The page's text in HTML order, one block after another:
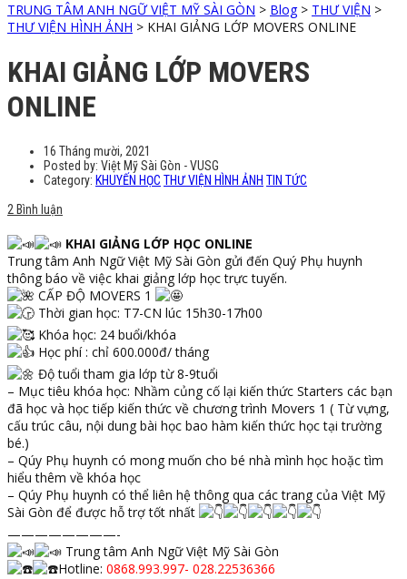
TRUNG TÂM ANH NGỮ VIỆT MỸ SÀI GÒN > Blog> THƯ VIỆN >
THƯ VIỆN HÌNH ẢNH > KHAI GIẢNG LỚP MOVERS ONLINE
KHAI GIẢNG LỚP MOVERS
ONLINE
16 Tháng mười, 2021
Posted by: Việt Mỹ Sài Gòn - VUSG
Category: KHUYẾN HỌC THƯ VIỆN HÌNH ẢNH TIN TỨC
2 Bình luận
KHAI GIẢNG LỚP HỌC ONLINE
Trung tâm Anh Ngữ Việt Mỹ Sài Gòn gửi đến Quý Phụ huynh
thông báo về việc khai giảng lớp học trực tuyến.
CẤP ĐỘ MOVERS 1
Thời gian học: T7-CN lúc 15h30-17h00
Khóa học: 24 buổi/khóa
Học phí : chỉ 600.000đ/ tháng
Độ tuổi tham gia lớp từ 8-9tuổi
– Mục tiêu khóa học: Nhầm củng cố lại kiến thức Starters các bạn
đã học và học tiếp kiến thức về chương trình Movers 1 ( Từ vựng,
cấu trúc câu, nội dung bài học bao hàm kiến thức học tại trường
bé.)
– Qúy Phụ huynh có mong muốn cho bé nhà mình học hoặc tìm
hiểu thêm về khóa học
– Qúy Phụ huynh có thể liên hệ thông qua các trang của Việt Mỹ
Sài Gòn để được hỗ trợ tốt nhất
————————-
Trung tâm Anh Ngữ Việt Mỹ Sài Gòn
Hotline: 0868.993.997- 028.22536366